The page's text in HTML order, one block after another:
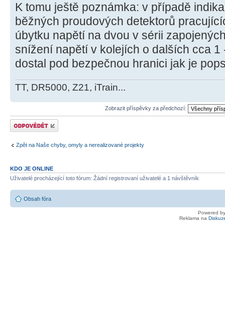
K tomu ještě poznámka: v případě
běžných proudových detektorů
úbytku napětí na dvou v sérii
snížení napětí v kolejích o dalších cca 1
dostal pod bezpečnou hranici jak je
TT, DR5000, Z21, iTrain...
Zobrazit příspěvky za předchozí:
Odeslat odpověď
Zpět na Naše chyby, omyly a nerealizované projekty
KDO JE ONLINE
Uživatelé procházející toto fórum: Žádní registrovaní uživatelé a 1 návštěvník
Obsah fóra
Powered
Reklama na